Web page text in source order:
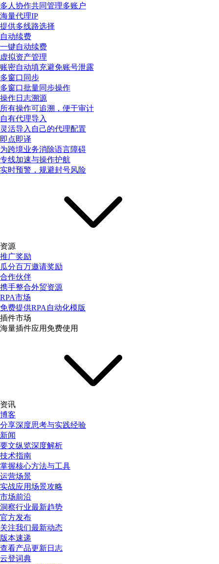
多人协作共同管理多账户
海量代理IP
提供多线路选择
自动续费
一键自动续费
虚拟资产管理
账密自动填充避免账号泄露
多窗口同步
多窗口批量同步操作
操作日志溯源
所有操作可追溯，便于审计
自有代理导入
灵活导入自己的代理配置
即点即译
为跨境业务消除语言障碍
专线加速与操作护航
实时预警，规避封号风险
资源
推广奖励
瓜分百万邀请奖励
合作伙伴
携手整合外贸资源
RPA市场
免费提供RPA自动化模版
插件市场
海量插件应用免费使用
资讯
博客
分享深度思考与实践经验
新闻
要文纵览深度解析
技术指南
掌握核心方法与工具
运营场景
实战应用场景攻略
市场前沿
洞察行业最新趋势
官方发布
关注我们最新动态
版本速递
查看产品更新日志
云登词典